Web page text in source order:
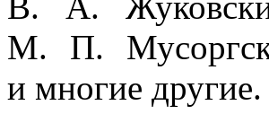
М. П.
и многие другие.